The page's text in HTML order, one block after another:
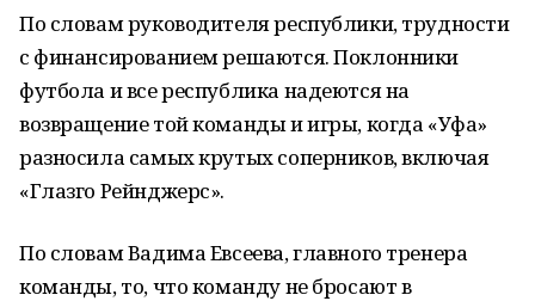
По словам руководителя республики, трудности
с финансированием решаются. Поклонники
футбола и все республика надеются на
возвращение той команды и игры, когда «Уфа»
разносила самых крутых соперников, включая
«Глазго Рейнджерс».
По словам Вадима Евсеева, главного тренера
команды, то, что команду не бросают в